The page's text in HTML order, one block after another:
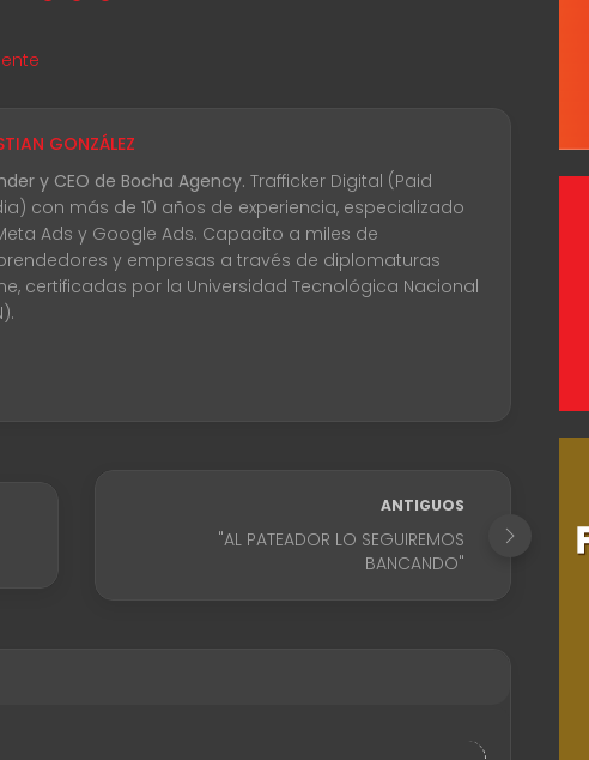
GONZÁLEZ
y CEO de Bocha Agency. Trafficker Digital (Paid
con más de 10 años de experiencia, especializado
Ads y Google Ads. Capacito a miles de
y empresas a través de diplomaturas
certificadas por la Universidad Tecnológica Nacional
ANTIGUOS
"AL PATEADOR LO SEGUIREMOS
BANCANDO"